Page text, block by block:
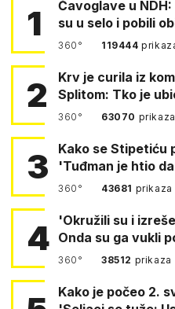
1
Čavoglave u
su u selo i pobili
360° 119444
2
Krv je curila iz
Splitom: Tko je
360° 63070 prikaza
3
Kako se Stipetiću
'Tuđman je htio
360° 43681 prikaza
4
'Okružili su i
Onda su ga vukli
360° 38512 prikaza
Kako je počeo 2.